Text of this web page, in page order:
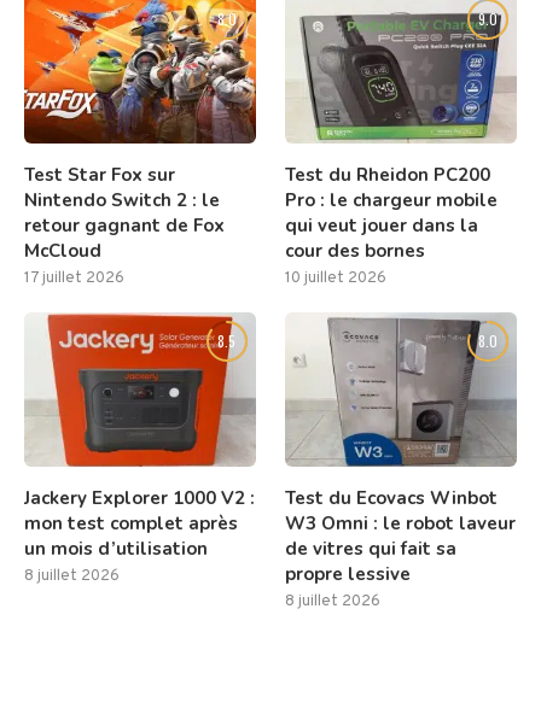
8.0
Test Star Fox sur
Nintendo Switch 2 : le
retour gagnant de Fox
McCloud
17 juillet 2026
9.0
Test du Rheidon PC200
Pro : le chargeur mobile
qui veut jouer dans la
cour des bornes
10 juillet 2026
8.5
Jackery Explorer 1000 V2 :
mon test complet après
un mois d’utilisation
8 juillet 2026
8.0
Test du Ecovacs Winbot
W3 Omni : le robot laveur
de vitres qui fait sa
propre lessive
8 juillet 2026